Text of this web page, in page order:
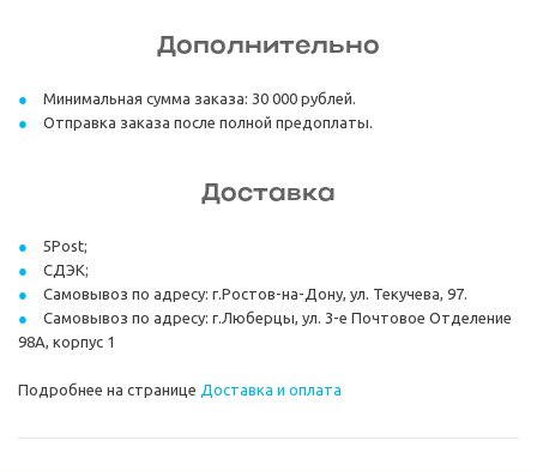
Дополнительно
Минимальная сумма заказа: 30 000 рублей.
Отправка заказа после полной предоплаты.
Доставка
5Post;
СДЭК;
Самовывоз по адресу: г.Ростов-на-Дону, ул. Текучева, 97.
Самовывоз по адресу: г.Люберцы, ул. 3-е Почтовое Отделение
98А, корпус 1
Подробнее на странице Доставка и оплата